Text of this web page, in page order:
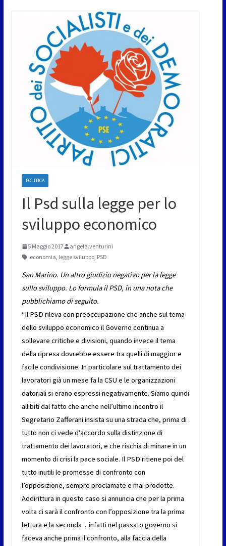
POLITICA
Il Psd sulla legge per lo
sviluppo economico
5 Maggio 2017
angela.venturini
economia, legge sviluppo, PSD
San Marino. Un altro giudizio negativo per la legge
sullo sviluppo. Lo formula il PSD, in una nota che
pubblichiamo di seguito.
“Il PSD rileva con preoccupazione che anche sul tema
dello sviluppo economico il Governo continua a
sollevare critiche e divisioni, quando invece il tema
della ripresa dovrebbe essere tra quelli di maggior e
facile condivisione. In particolare sul trattamento dei
lavoratori già un mese fa la CSU e le organizzazioni
datoriali si erano espressi negativamente. Siamo quindi
allibiti dal fatto che anche nell’ultimo incontro il
Segretario Zafferani insista su una strada che, prima di
tutto non ci vede d’accordo sulla distinzione di
trattamento dei lavoratori, e che rischia di minare in un
momento di crisi la pace sociale. Il PSD ritiene poi del
tutto inutili le promesse di confronto con
l’opposizione, sempre proclamate e mai prodotte.
Addirittura in questo caso si annuncia che per la prima
volta ci sarà il confronto con l’opposizione tra la prima
lettura e la seconda…infatti nel passato governo si
faceva anche prima il confronto, alla faccia della